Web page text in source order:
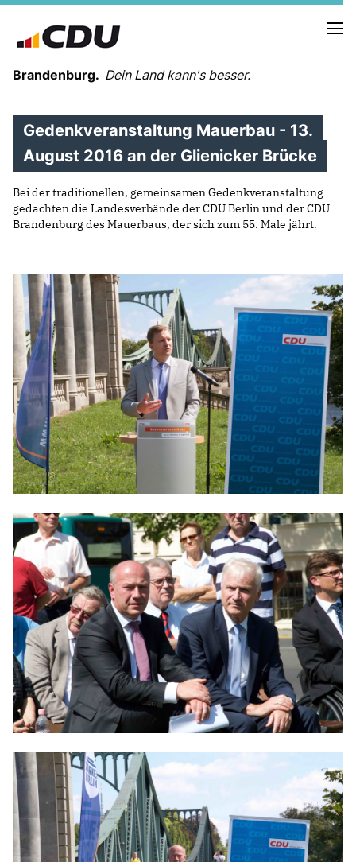
Brandenburg. Dein Land kann's besser.
MELDUNGEN
TERMINE
LANDESVORSTAND
LANDESGESCHÄFTSSTELLE
VEREINIGUNGEN UND SONDERORGANISATIONEN
LANDESFACHAUSSCHÜSSE
SATZUNG
PARTEIGESCHICHTE
PARTEIGERICHT
IM LANDTAG
IN DER LANDESREGIERUNG
IM BUNDESTAG
IM EUROPÄISCHEN PARLAMENT
NEWSLETTER ABONNIEREN
BILDER
PROGRAMME
WICHTIGE BESCHLÜSSE DER CDU BRANDENBURG
75 JAHRE CDU BRANDENBURG
PRESSE
SPENDEN
Mitglied werden
Gedenkveranstaltung Mauerbau - 13.
August 2016 an der Glienicker Brücke
Bei der traditionellen, gemeinsamen Gedenkveranstaltung
gedachten die Landesverbände der CDU Berlin und der CDU
Brandenburg des Mauerbaus, der sich zum 55. Male jährt.